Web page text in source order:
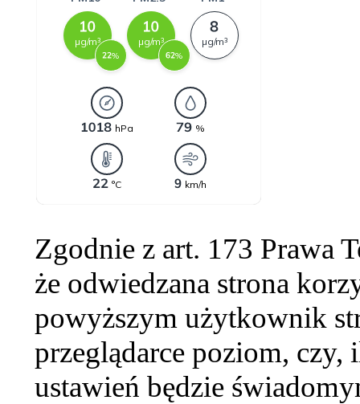
Zgodnie z art. 173 Prawa
że odwiedzana strona
powyższym użytkownik
przeglądarce poziom,
ustawień będzie